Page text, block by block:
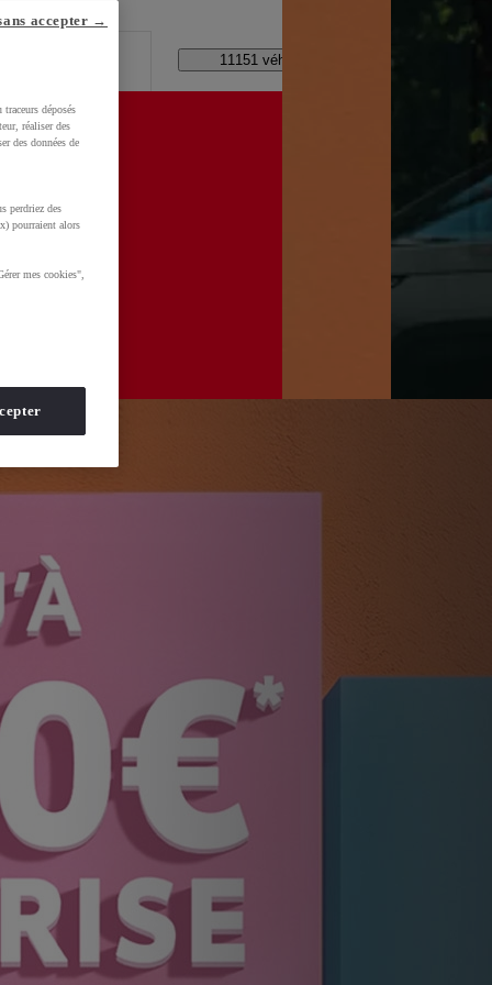
?
11151 véhicules disponibles
déposés
réaliser des
des données de
perdriez des
pourraient alors
mes cookies",
accepter →